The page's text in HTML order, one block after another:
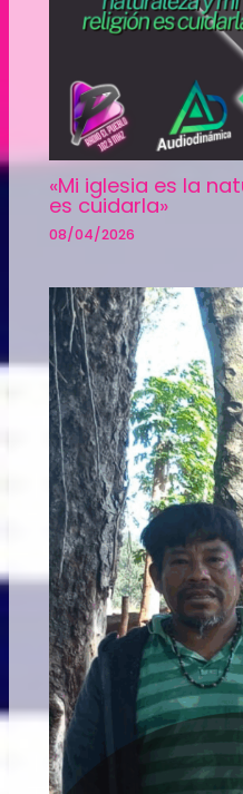
«Mi iglesia es la
es cuidarla»
08/04/2026